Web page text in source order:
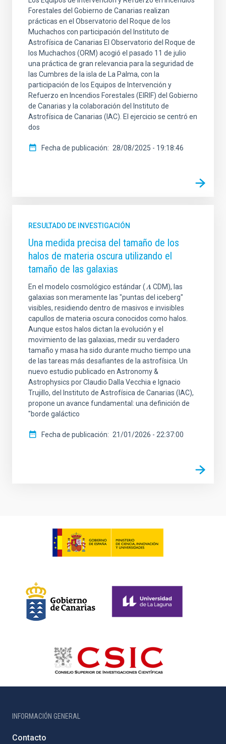
Forestales del Gobierno de Canarias realizan
prácticas en el Observatorio del Roque de los
Muchachos con participación del Instituto de
Astrofísica de Canarias El Observatorio del Roque de
los Muchachos (ORM) acogió el pasado 11 de julio
una práctica de gran relevancia para la seguridad de
las Cumbres de la isla de La Palma, con la
participación de los Equipos de Intervención y
Refuerzo en Incendios Forestales (EIRIF) del Gobierno
de Canarias y la colaboración del Instituto de
Astrofísica de Canarias (IAC). El ejercicio se centró en
dos
Fecha de publicación 28/08/2025 - 19:18:46
RESULTADO DE INVESTIGACIÓN
Una medida precisa del tamaño de los
halos de materia oscura utilizando el
tamaño de las galaxias
En el modelo cosmológico estándar ( 𝜦 CDM), las
galaxias son meramente las "puntas del iceberg"
visibles, residiendo dentro de masivos e invisibles
capullos de materia oscura conocidos como halos.
Aunque estos halos dictan la evolución y el
movimiento de las galaxias, medir su verdadero
tamaño y masa ha sido durante mucho tiempo una
de las tareas más desafiantes de la astrofísica. Un
nuevo estudio publicado en Astronomy &
Astrophysics por Claudio Dalla Vecchia e Ignacio
Trujillo, del Instituto de Astrofísica de Canarias (IAC),
propone un avance fundamental: una definición de
"borde galáctico
Fecha de publicación 21/01/2026 - 22:37:00
INFORMACIÓN GENERAL
Contacto